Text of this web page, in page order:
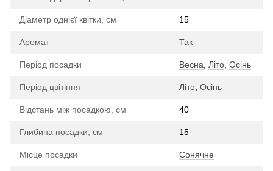
Діаметр однієї квітки, см 15
Аромат Так
Період посадки Весна Літо Осінь
Період цвітіння Літо Осінь
Відстань між посадкою, см 40
Глибина посадки, см 15
Місце посадки Сонячне